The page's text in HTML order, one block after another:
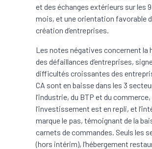
et des échanges extérieurs sur les
mois, et une orientation favorable
création d’entreprises.
Les notes négatives concernent la
des défaillances d’entreprises,
difficultés croissantes des
CA sont en baisse dans les 3
l’industrie, du BTP et du commerce,
l’investissement est en repli, et
marque le pas, témoignant de la
carnets de commandes. Seuls les
(hors intérim), l’hébergement